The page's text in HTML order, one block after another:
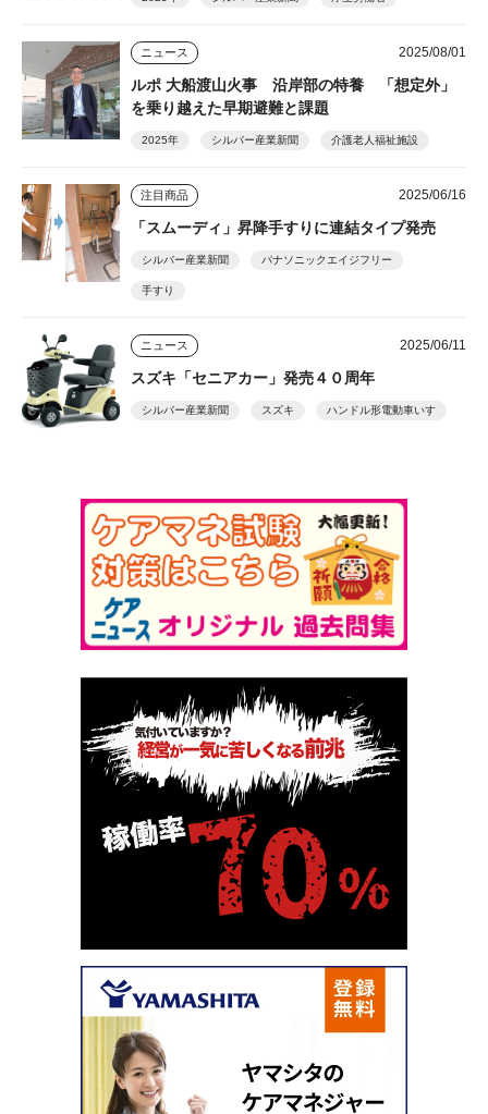
ニュース 2025/08/01
ルポ 大船渡山火事 沿岸部の特養 「想定外」
を乗り越えた早期避難と課題
2025年 シルバー産業新聞 介護老人福祉施設
注目商品 2025/06/16
「スムーディ」昇降手すりに連結タイプ発売
シルバー産業新聞 パナソニックエイジフリー
手すり
ニュース 2025/06/11
スズキ「セニアカー」発売４０周年
シルバー産業新聞 スズキ ハンドル形電動車いす